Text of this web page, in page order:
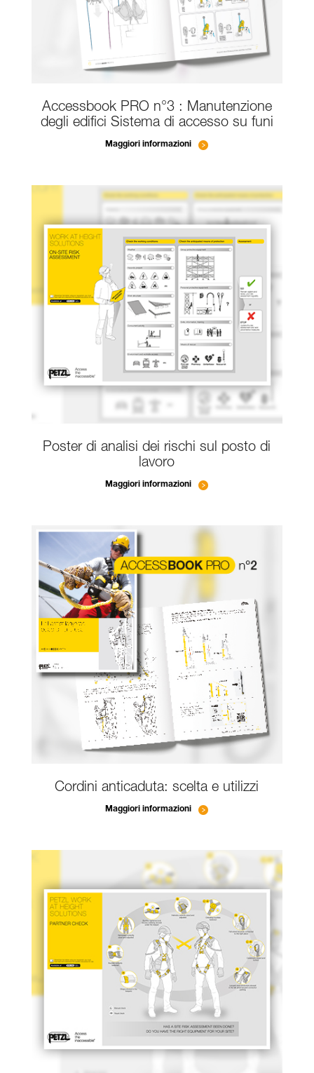
Accessbook PRO n°3 : Manutenzione
degli edifici Sistema di accesso su funi
Maggiori informazioni
Poster di analisi dei rischi sul posto di
lavoro
Maggiori informazioni
Cordini anticaduta: scelta e utilizzi
Maggiori informazioni